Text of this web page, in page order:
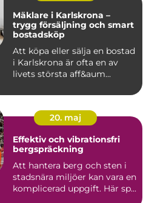
Mäklare i Karlskrona –
trygg försäljning och smart
bostadsköp
Att köpa eller sälja en bostad
i Karlskrona är ofta en av
livets största aff&aum...
20. maj
Effektiv och vibrationsfri
bergspräckning
Att hantera berg och sten i
stadsnära miljöer kan vara en
komplicerad uppgift. Här sp...